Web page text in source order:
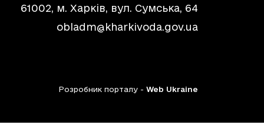
61002, м. Харків, вул. Сумська, 64
obladm@kharkivoda.gov.ua
Розробник порталу - Web Ukraine